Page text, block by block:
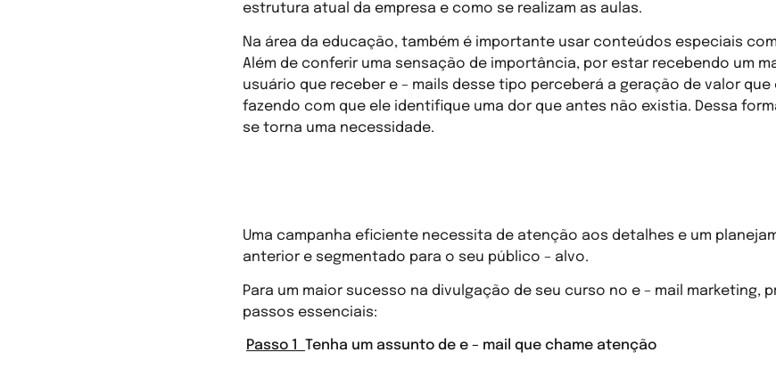
estrutura atual da empresa e como se realizam as aulas.
Na área da educação, também é importante usar conteúdos especiais
Além de conferir uma sensação de importância, por estar recebendo um
usuário que receber e – mails desse tipo perceberá a geração de valor
fazendo com que ele identifique uma dor que antes não existia. Dessa
se torna uma necessidade.
Uma campanha eficiente necessita de atenção aos detalhes e um
anterior e segmentado para o seu público – alvo.
Para um maior sucesso na divulgação de seu curso no e – mail marketing,
passos essenciais:
Passo 1 Tenha um assunto de e – mail que chame atenção